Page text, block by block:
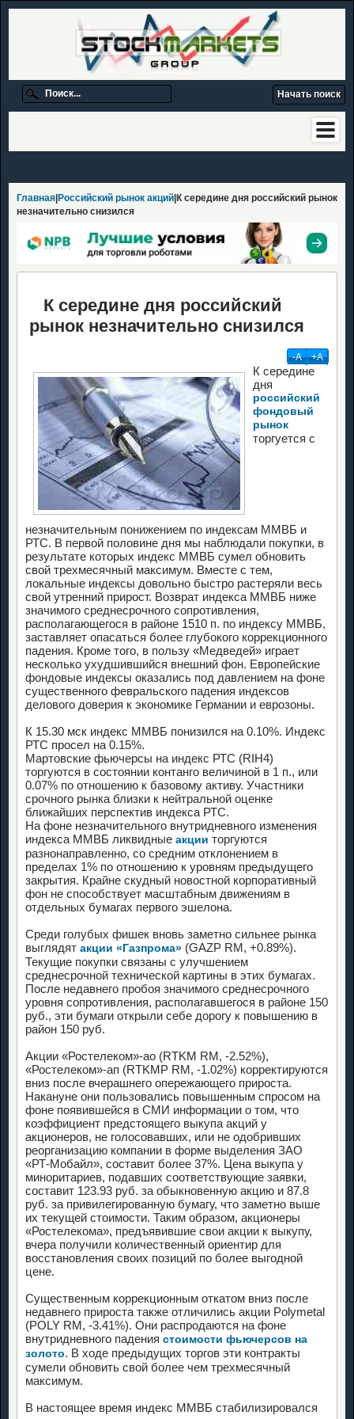
Главная Российский рынок акций |К середине дня российский рынок
незначительно снизился
К середине дня российский
рынок незначительно снизился
-А +А
К середине
дня
российский
фондовый
рынок
торгуется с
незначительным понижением по индексам ММВБ и
РТС. В первой половине дня мы наблюдали покупки, в
результате которых индекс ММВБ сумел обновить
свой трехмесячный максимум. Вместе с тем,
локальные индексы довольно быстро растеряли весь
свой утренний прирост. Возврат индекса ММВБ ниже
значимого среднесрочного сопротивления,
располагающегося в районе 1510 п. по индексу ММВБ,
заставляет опасаться более глубокого коррекционного
падения. Кроме того, в пользу «Медведей» играет
несколько ухудшившийся внешний фон. Европейские
фондовые индексы оказались под давлением на фоне
существенного февральского падения индексов
делового доверия к экономике Германии и еврозоны.
К 15.30 мск индекс ММВБ понизился на 0.10%. Индекс
РТС просел на 0.15%.
Мартовские фьючерсы на индекс РТС (RIH4)
торгуются в состоянии контанго величиной в 1 п., или
0.07% по отношению к базовому активу. Участники
срочного рынка близки к нейтральной оценке
ближайших перспектив индекса РТС.
На фоне незначительного внутридневного изменения
индекса ММВБ ликвидные акции торгуются
разнонаправленно, со средним отклонением в
пределах 1% по отношению к уровням предыдущего
закрытия. Крайне скудный новостной корпоративный
фон не способствует масштабным движениям в
отдельных бумагах первого эшелона.
Среди голубых фишек вновь заметно сильнее рынка
выглядят акции «Газпрома» (GAZP RM, +0.89%).
Текущие покупки связаны с улучшением
среднесрочной технической картины в этих бумагах.
После недавнего пробоя значимого среднесрочного
уровня сопротивления, располагавшегося в районе 150
руб., эти бумаги открыли себе дорогу к повышению в
район 150 руб.
Акции «Ростелеком»-ао (RTKM RM, -2.52%),
«Ростелеком»-ап (RTKMP RM, -1.02%) корректируются
вниз после вчерашнего опережающего прироста.
Накануне они пользовались повышенным спросом на
фоне появившейся в СМИ информации о том, что
коэффициент предстоящего выкупа акций у
акционеров, не голосовавших, или не одобривших
реорганизацию компании в форме выделения ЗАО
«РТ-Мобайл», составит более 37%. Цена выкупа у
миноритариев, подавших соответствующие заявки,
составит 123.93 руб. за обыкновенную акцию и 87.8
руб. за привилегированную бумагу, что заметно выше
их текущей стоимости. Таким образом, акционеры
«Ростелекома», предъявившие свои акции к выкупу,
вчера получили количественный ориентир для
восстановления своих позиций по более выгодной
цене.
Существенным коррекционным откатом вниз после
недавнего прироста также отличились акции Polymetal
(POLY RM, -3.41%). Они распродаются на фоне
внутридневного падения стоимости фьючерсов на
золото. В ходе предыдущих торгов эти контракты
сумели обновить свой более чем трехмесячный
максимум.
В настоящее время индекс ММВБ стабилизировался